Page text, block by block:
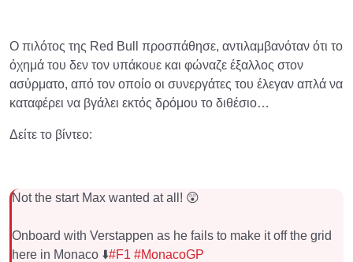
Ο πιλότος της Red Bull προσπάθησε, αντιλαμβανόταν ότι το
όχημά του δεν τον υπάκουε και φώναζε έξαλλος στον
ασύρματο, από τον οποίο οι συνεργάτες του έλεγαν απλά να
καταφέρει να βγάλει εκτός δρόμου το διθέσιο…
Δείτε το βίντεο:
Not the start Max wanted at all! 😲
Onboard with Verstappen as he fails to make it off the grid
here in Monaco ⬇️#F1 #MonacoGP